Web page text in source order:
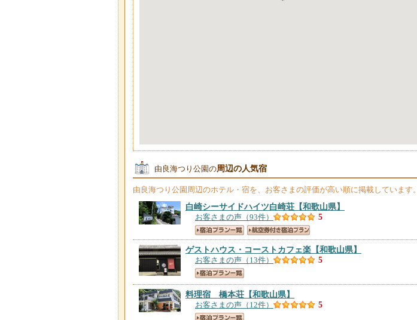
由良海つり公園の周辺の人気宿
由良海つり公園 周辺のホテル・宿を、お客さまの評価が高い順に掲載しています。
白崎シーサイドハイツ白崎荘 【和歌山県】
お客さまの声（93件） 5
ゲストハウス・コーストカフェ楽 【和歌山県】
お客さまの声（13件） 5
料理宿 橋本荘 【和歌山県】
お客さまの声（12件） 5